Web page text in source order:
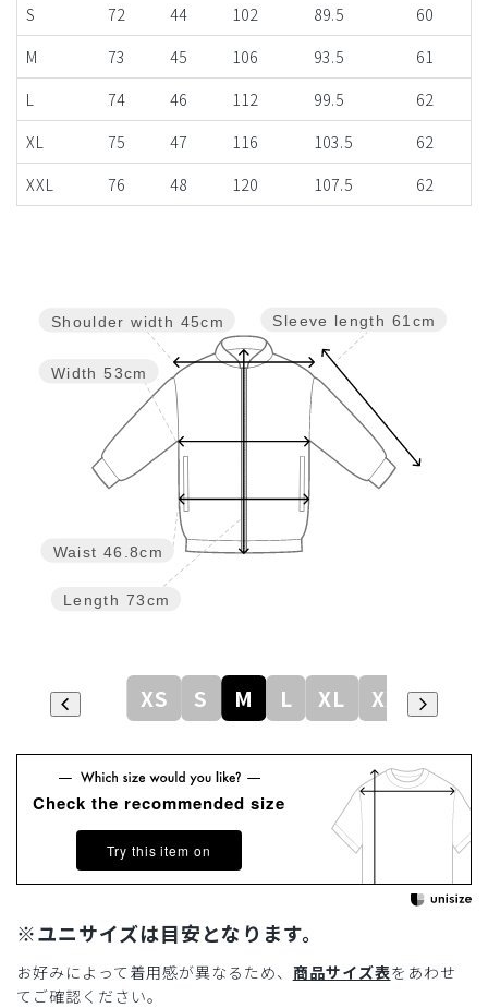
S
72 44 102 89.5
60
M
73 45 106 93.5
61
L
74 46 112 99.5
62
XL
75 47 116 103.5
62
XXL
76 48 120 107.5 62
Sleeve length 61cm
Length 73cm
Waist 46.8cm
Width 53cm
Shoulder width 45cm
XS S M L XL XXL
Check the recommended size
Try this item on
※ユニサイズは目安となります。
お好みによって着用感が異なるため、 商品サイズ表をあわせ
てご確認ください。